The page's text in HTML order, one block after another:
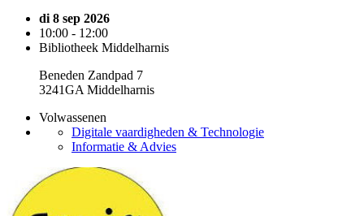
di 8 sep 2026
10:00 - 12:00
Bibliotheek Middelharnis
Beneden Zandpad 7
3241GA Middelharnis
Volwassenen
Digitale vaardigheden & Technologie
Informatie & Advies